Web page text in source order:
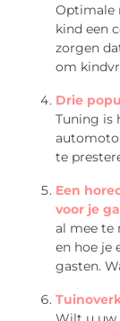
Optimale
kind een
zorgen
om
Drie
Tuning is
te
Een
voor je
al mee te
en hoe je
gasten.